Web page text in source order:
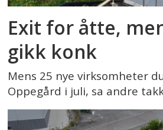
Exit for åtte,
gikk konk
Mens 25 nye virksomheter
Oppegård i juli, sa andre